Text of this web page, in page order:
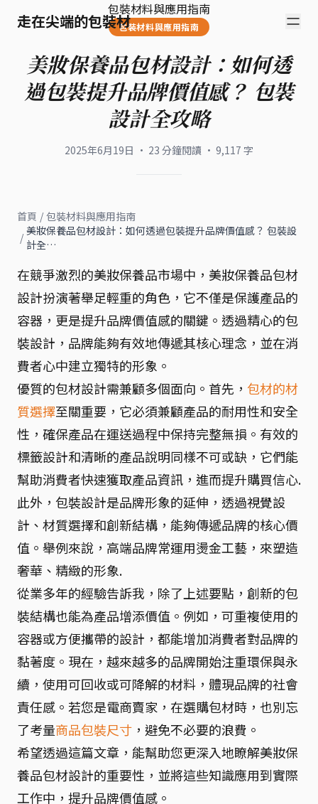
走在尖端的包裝材
包裝材料與應用指南
包裝材料與應用指南
美妝保養品包材設計：如何透
過包裝提升品牌價值感？ 包裝
設計全攻略
2025年6月19日 · 23 分鐘閱讀 · 9,117 字
首頁 / 包裝材料與應用指南
/ 美妝保養品包材設計：如何透過包裝提升品牌價值感？ 包裝設
計全…
在競爭激烈的美妝保養品市場中，美妝保養品包材
設計扮演著舉足輕重的角色，它不僅是保護產品的
容器，更是提升品牌價值感的關鍵。透過精心的包
裝設計，品牌能夠有效地傳遞其核心理念，並在消
費者心中建立獨特的形象。
優質的包材設計需兼顧多個面向。首先， 包材的材
質選擇至關重要，它必須兼顧產品的耐用性和安全
性，確保產品在運送過程中保持完整無損。有效的
標籤設計和清晰的產品說明同樣不可或缺，它們能
幫助消費者快速獲取產品資訊，進而提升購買信心.
此外，包裝設計是品牌形象的延伸，透過視覺設
計、材質選擇和創新結構，能夠傳遞品牌的核心價
值。舉例來說，高端品牌常運用燙金工藝，來塑造
奢華、精緻的形象.
從業多年的經驗告訴我，除了上述要點，創新的包
裝結構也能為產品增添價值。例如，可重複使用的
容器或方便攜帶的設計，都能增加消費者對品牌的
黏著度。現在，越來越多的品牌開始注重環保與永
續，使用可回收或可降解的材料，體現品牌的社會
責任感。若您是電商賣家，在選購包材時，也別忘
了考量商品包裝尺寸 ，避免不必要的浪費。
希望透過這篇文章，能幫助您更深入地瞭解美妝保
養品包材設計的重要性，並將這些知識應用到實際
工作中，提升品牌價值感。